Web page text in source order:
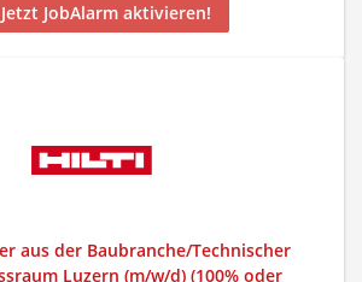
Jetzt JobAlarm aktivieren!
aus der Baubranche/Technischer
Luzern (m/w/d) (100% oder